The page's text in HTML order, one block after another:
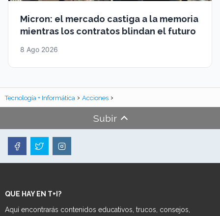
Micron: el mercado castiga a la memoria
mientras los contratos blindan el futuro
8 Ago 2026
Tecnología + Informática Acciones
Subir
QUE HAY EN T+I?
Aquí encontrarás contenidos educativos, trucos, consejos,